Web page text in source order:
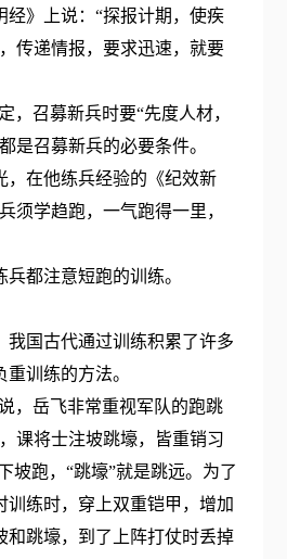
经》上说：“探报计期，使疾
传递情报，要求迅速，就要
，召募新兵时要“先度人材，
是召募新兵的必要条件。
，在他练兵经验的《纪效新
须学趋跑，一气跑得一里，
都注意短跑的训练。
我国古代通过训练积累了许多
训练的方法。
，岳飞非常重视军队的跑跳
课将士注坡跳壕，皆重销习
坡跑，“跳壕”就是跳远。为了
训练时，穿上双重铠甲，增加
和跳壕，到了上阵打仗时丢掉